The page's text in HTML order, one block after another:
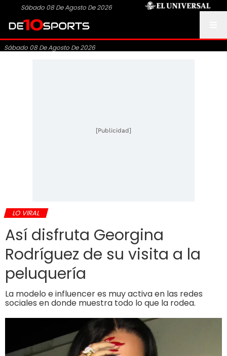
Sábado 08 De Agosto De 2026
Sábado 08 De Agosto De 2026
[Publicidad]
LO VIRAL
Así disfruta Georgina
Rodríguez de su visita a la
peluquería
La modelo e influencer es muy activa en las redes
sociales en donde muestra todo lo que la rodea.